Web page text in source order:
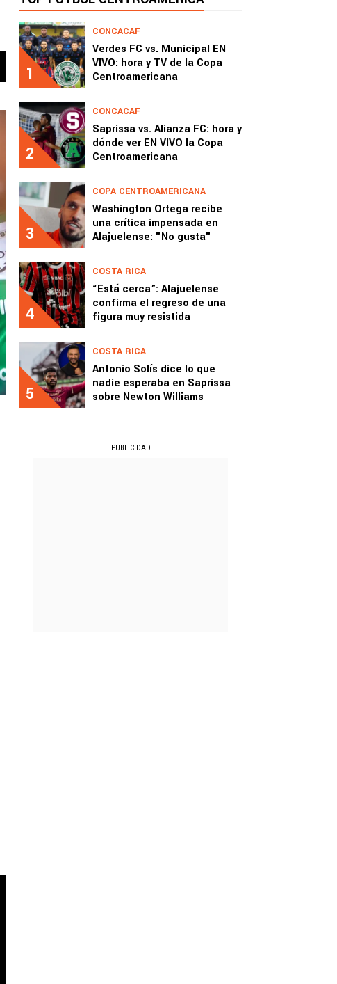
1
CONCACAF
Verdes FC vs. Municipal EN
VIVO: hora y TV de la Copa
Centroamericana
2
CONCACAF
Saprissa vs. Alianza FC: hora y
dónde ver EN VIVO la Copa
Centroamericana
3
COPA CENTROAMERICANA
Washington Ortega recibe
una crítica impensada en
Alajuelense: "No gusta"
4
COSTA RICA
“Está cerca”: Alajuelense
confirma el regreso de una
figura muy resistida
5
COSTA RICA
Antonio Solís dice lo que
nadie esperaba en Saprissa
sobre Newton Williams
PUBLICIDAD